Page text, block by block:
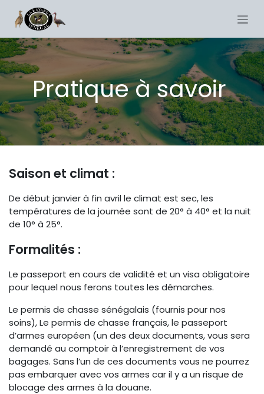
Se rendre au contenu
Pratique à savoir
Saison et climat :
De début janvier à fin avril le climat est sec, les
températures de la journée sont de 20° à 40° et la nuit
de 10° à 25°.
Formalités :
Le passeport en cours de validité et un visa obligatoire
pour lequel nous ferons toutes les démarches.
Le permis de chasse sénégalais (fournis pour nos
soins), Le permis de chasse français, le passeport
d’armes européen (un des deux documents, vous sera
demandé au comptoir à l’enregistrement de vos
bagages. Sans l’un de ces documents vous ne pourrez
pas embarquer avec vos armes car il y a un risque de
blocage des armes à la douane.